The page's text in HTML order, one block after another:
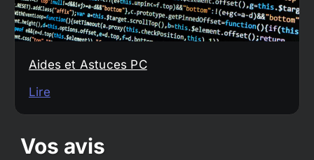
Aides et Astuces PC
Lire
Vos avis